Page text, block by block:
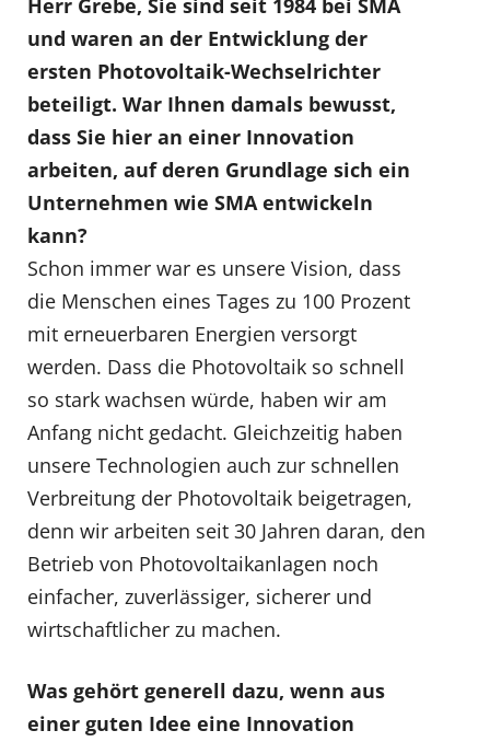
Herr Grebe, Sie sind seit 1984 bei SMA
und waren an der Entwicklung der
ersten Photovoltaik-Wechselrichter
beteiligt. War Ihnen damals bewusst,
dass Sie hier an einer Innovation
arbeiten, auf deren Grundlage sich ein
Unternehmen wie SMA entwickeln
kann?
Schon immer war es unsere Vision, dass
die Menschen eines Tages zu 100 Prozent
mit erneuerbaren Energien versorgt
werden. Dass die Photovoltaik so schnell
so stark wachsen würde, haben wir am
Anfang nicht gedacht. Gleichzeitig haben
unsere Technologien auch zur schnellen
Verbreitung der Photovoltaik beigetragen,
denn wir arbeiten seit 30 Jahren daran, den
Betrieb von Photovoltaikanlagen noch
einfacher, zuverlässiger, sicherer und
wirtschaftlicher zu machen.
Was gehört generell dazu, wenn aus
einer guten Idee eine Innovation